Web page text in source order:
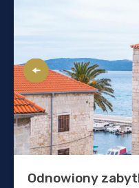
Odnowiony